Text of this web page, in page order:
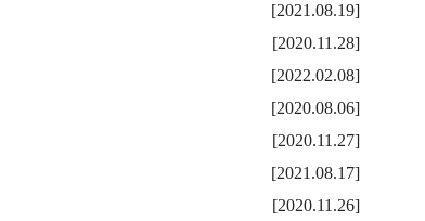
[2021.08.19]
[2020.11.28]
[2022.02.08]
[2020.08.06]
[2020.11.27]
[2021.08.17]
[2020.11.26]